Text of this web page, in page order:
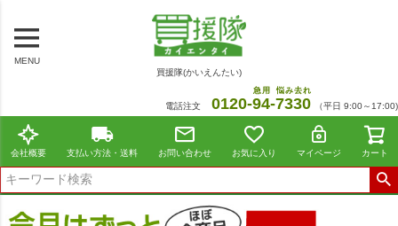
MENU
買援隊(かいえんたい)
電話注文 0120-94
急用
-7330
悩み去れ
（平日 9:00～17:00)
会社概要 支払い方法・送料 お問い合わせ お気に入り マイページ カート